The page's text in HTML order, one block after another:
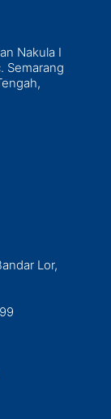
Nakula I
Semarang
Lor,